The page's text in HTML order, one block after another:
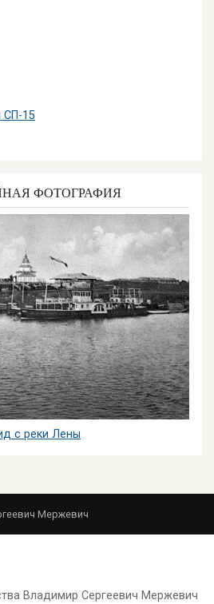
СП-15
ФОТОГРАФИЯ
с реки Лены
Мержевич
Владимир Сергеевич Мержевич